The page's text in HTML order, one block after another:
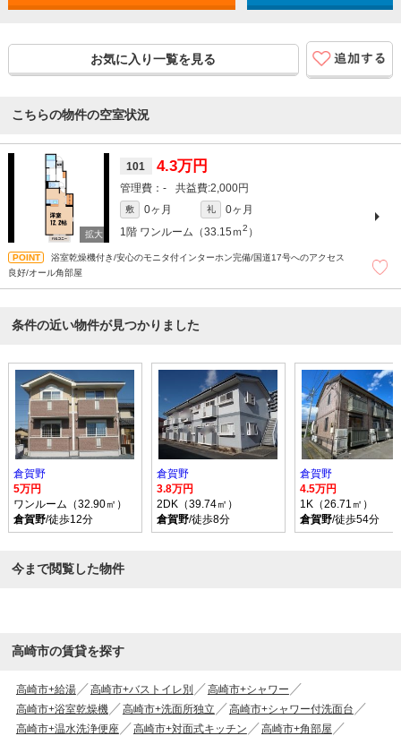
お気に入り一覧を見る
こちらの物件の空室状況
101 4.3万円
- 2,000円
敷 0ヶ月 礼
0ヶ月
1階 ワンルーム（33.15ｍ2 ）
浴室乾燥機付き/安心のモニタ付インターホン完備/国道17号へのアクセス
良好/オール角部屋
条件の近い物件が見つかりました
倉賀野
5万円
ワンルーム（32.90㎡）
倉賀野/徒歩12分
倉賀野
3.8万円
2DK（39.74㎡）
倉賀野/徒歩8分
倉賀野
4.5万円
1K（26.71㎡）
倉賀野/徒歩54分
今まで閲覧した物件
高崎市の賃貸を探す
高崎市+給湯 高崎市+バストイレ別
高崎市+シャワー
高崎市+浴室乾燥機
高崎市+洗面所独立
高崎市+シャワー付洗面台
高崎市+温水洗浄便座
高崎市+対面式キッチン
高崎市+角部屋